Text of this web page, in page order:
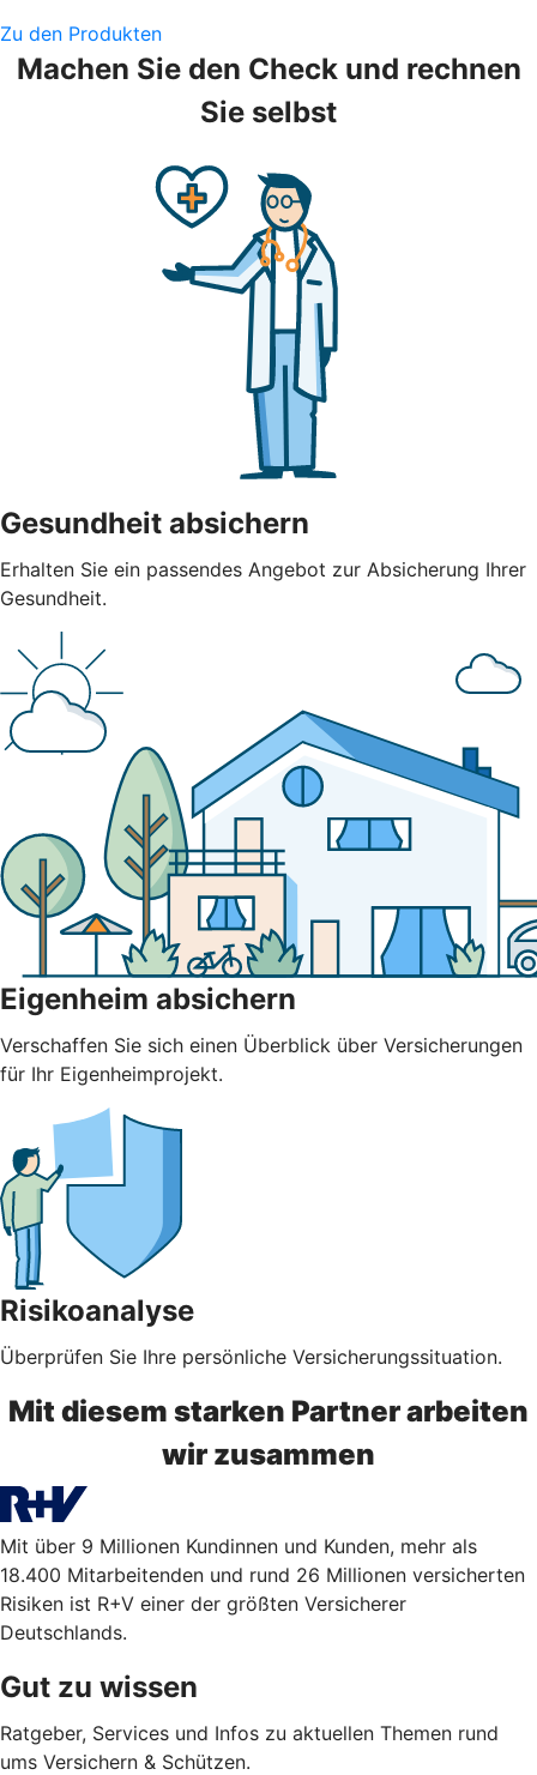
Zu den Produkten
Machen Sie den Check und rechnen
Sie selbst
Gesundheit absichern
Erhalten Sie ein passendes Angebot zur Absicherung Ihrer
Gesundheit.
Eigenheim absichern
Verschaffen Sie sich einen Überblick über Versicherungen
für Ihr Eigenheimprojekt.
Risikoanalyse
Überprüfen Sie Ihre persönliche Versicherungssituation.
Mit diesem starken Partner arbeiten
wir zusammen
Mit über 9 Millionen Kundinnen und Kunden, mehr als
18.400 Mitarbeitenden und rund 26 Millionen versicherten
Risiken ist R+V einer der größten Versicherer
Deutschlands.
Gut zu wissen
Ratgeber, Services und Infos zu aktuellen Themen rund
ums Versichern & Schützen.